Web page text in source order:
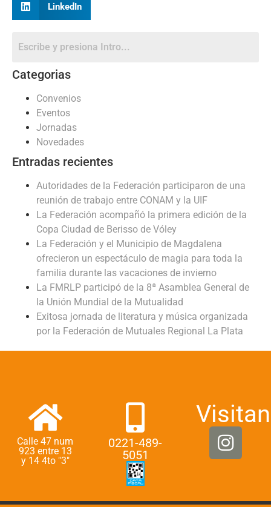
LinkedIn
Categorias
Convenios
Eventos
Jornadas
Novedades
Entradas recientes
Autoridades de la Federación participaron de una
reunión de trabajo entre CONAM y la UIF
La Federación acompañó la primera edición de la
Copa Ciudad de Berisso de Vóley
La Federación y el Municipio de Magdalena
ofrecieron un espectáculo de magia para toda la
familia durante las vacaciones de invierno
La FMRLP participó de la 8ª Asamblea General de
la Unión Mundial de la Mutualidad
Exitosa jornada de literatura y música organizada
por la Federación de Mutuales Regional La Plata
Calle 47 num
923 entre 13
y 14 4to "3"
0221-489-
5051